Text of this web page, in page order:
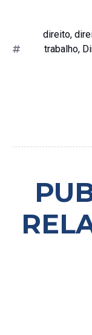
direito,
trabalho,